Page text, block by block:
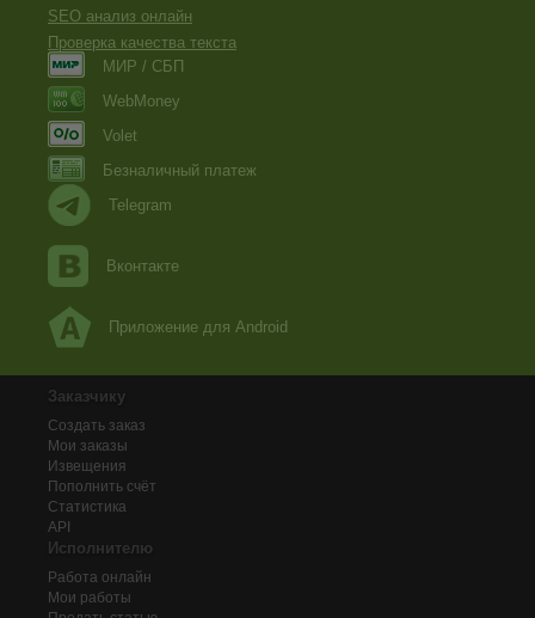
SEO анализ онлайн
Проверка качества текста
МИР / СБП
WebMoney
Volet
Безналичный платеж
Telegram
Вконтакте
Приложение для Android
Заказчику
Создать заказ
Мои заказы
Извещения
Пополнить счёт
Статистика
API
Исполнителю
Работа онлайн
Мои работы